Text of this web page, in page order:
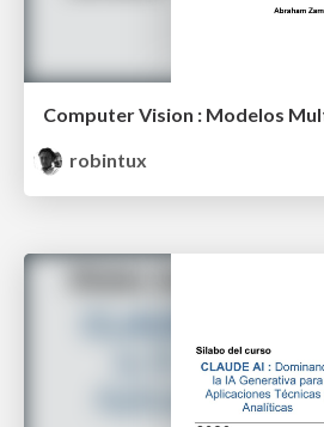
Computer Vision : Modelos
robintux